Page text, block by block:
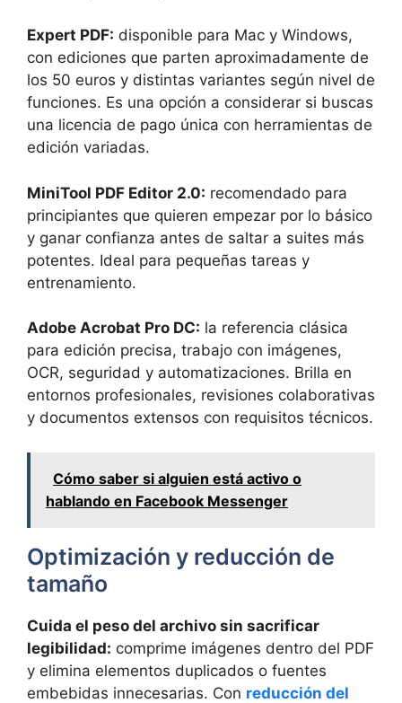
Expert PDF: disponible para Mac y Windows,
con ediciones que parten aproximadamente de
los 50 euros y distintas variantes según nivel de
funciones. Es una opción a considerar si buscas
una licencia de pago única con herramientas de
edición variadas.
MiniTool PDF Editor 2.0: recomendado para
principiantes que quieren empezar por lo básico
y ganar confianza antes de saltar a suites más
potentes. Ideal para pequeñas tareas y
entrenamiento.
Adobe Acrobat Pro DC: la referencia clásica
para edición precisa, trabajo con imágenes,
OCR, seguridad y automatizaciones. Brilla en
entornos profesionales, revisiones colaborativas
y documentos extensos con requisitos técnicos.
Cómo saber si alguien está activo o
hablando en Facebook Messenger
Optimización y reducción de
tamaño
Cuida el peso del archivo sin sacrificar
legibilidad: comprime imágenes dentro del PDF
y elimina elementos duplicados o fuentes
embebidas innecesarias. Con reducción del